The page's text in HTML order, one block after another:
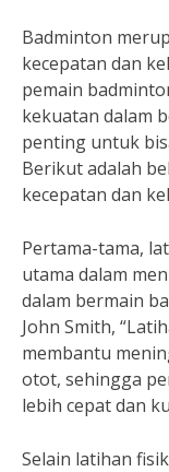
Badminton
kecepatan dan
pemain
kekuatan dalam
penting untuk
Berikut adalah
kecepatan dan
Pertama-tama,
utama dalam
dalam bermain
John Smith,
membantu
otot, sehingga
lebih cepat dan
Selain latihan